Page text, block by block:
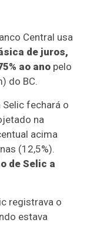
Central usa
de juros,
ao ano pelo
do BC.
fechará o
na
acima
(12,5%).
de Selic a
registrava o
estava